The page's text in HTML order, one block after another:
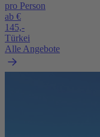
pro Person
ab €
145,-
Türkei
Alle Angebote